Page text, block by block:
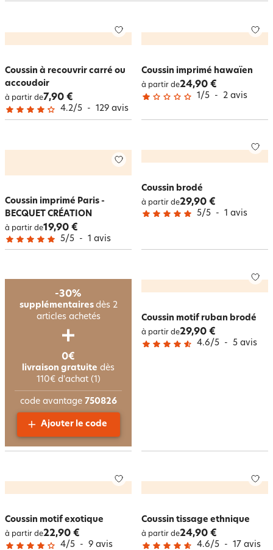
Et si on change de déco comme de chemise, la solution est peut-être
housse de coussin
Coussin à recouvrir carré ou
accoudoir
à partir de7,90 €
4.2/5 - 129 avis
Coussin imprimé hawaïen
à partir de24,90 €
1/5 - 2 avis
Coussin imprimé Paris -
BECQUET CRÉATION
à partir de19,90 €
5/5 - 1 avis
Coussin brodé
à partir de29,90 €
5/5 - 1 avis
Coussin motif ruban brodé
à partir de29,90 €
4.6/5 - 5 avis
Coussin motif exotique
à partir de22,90 €
4/5 - 9 avis
Coussin tissage ethnique
à partir de24,90 €
4.6/5 - 17 avis
-30%
supplémentaires dès 2
articles achetés
0€
livraison gratuite dès
110€ d'achat (1)
code avantage 750826
Ajouter le code